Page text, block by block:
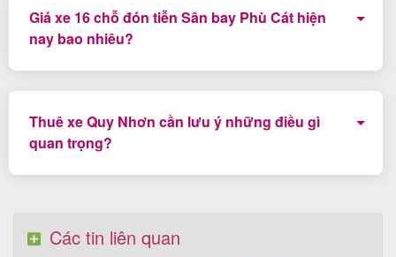
Giá xe 16 chỗ đón tiễn Sân bay Phù Cát hiện
nay bao nhiêu?
Thuê xe Quy Nhơn cần lưu ý những điều gì
quan trọng?
các bạn nên cọc trước để có ràng buộc.
Các tin liên quan